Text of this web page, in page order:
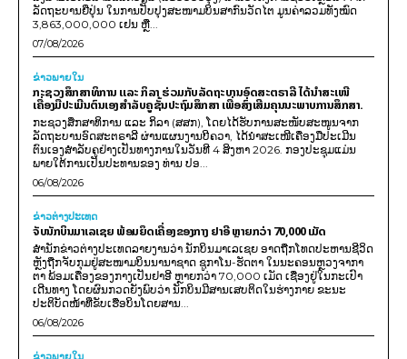
ລັດຖະບານຍີ່ປຸ່ນ ໃນການປັບປຸງສະໜາມບິນສາກົນວັດໄຕ ມູນຄ່າລວມທັງໝົດ
3,863,000,000 ເຢນ ຫຼື...
07/08/2026
ຂ່າວພາຍ​ໃນ
ກະຊວງສຶກສາທິການ ແລະ ກິລາ ຮ່ວມກັບລັດຖະບານອົດສະຕຣາລີ ໄດ້ນຳສະເໜີ
ເຄື່ອງມືປະເມີນຕົນເອງສຳລັບຄູຊັ້ນປະຖົມສຶກສາ ເພື່ອສົ່ງເສີມຄຸນນະພາບການສຶກສາ.
ກະຊວງສຶກສາທິການ ແລະ ກິລາ (ສສກ), ໂດຍໄດ້ຮັບການສະໜັບສະໜູນຈາກ
ລັດຖະບານອົດສະຕຣາລີ ຜ່ານແຜນງານບີຄວາ, ໄດ້ນຳສະເໜີເຄື່ອງມືປະເມີນ
ຕົນເອງສຳລັບຄູຢ່າງເປັນທາງການໃນວັນທີ 4 ສິງຫາ 2026. ກອງປະຊຸມແມ່ນ
ພາຍໃຕ້ການເປັນປະທານຂອງ ທ່ານ ປອ...
06/08/2026
ຂ່າວຕ່າງປະເທດ
ຈັບນັກບິນມາເລເຊຍ ພ້ອມຍຶດເຄື່ອງຂອງກາງ ຢາອີ ຫຼາຍກວ່າ 70,000 ເມັດ
ສຳນັກຂ່າວຕ່າງປະເທດລາຍງານວ່າ ນັກບິນມາເລເຊຍ ອາດຖືກໂທດປະຫານຊີວິດ
ຫຼັງຖືກຈັບກຸມຢູ່ສະໜາມບິນນານາຊາດ ຊູກາໂນ-ຮັດຕາ ໃນນະຄອນຫຼວງຈາກາ
ຕາ ພ້ອມເຄື່ອງຂອງກາງເປັນຢາອີ ຫຼາຍກວ່າ 70,000 ເມັດ ເຊື່ອງຢູ່ໃນກະເປົາ
ເດີນທາງ ໂດຍຜົນກວດຍັງພົບວ່າ ນັກບິນມີສານເສບຕິດໃນຮ່າງກາຍ ຂະນະ
ປະຕິບັດໜ້າທີ່ຂັບເຮືອບິນໂດຍສານ...
06/08/2026